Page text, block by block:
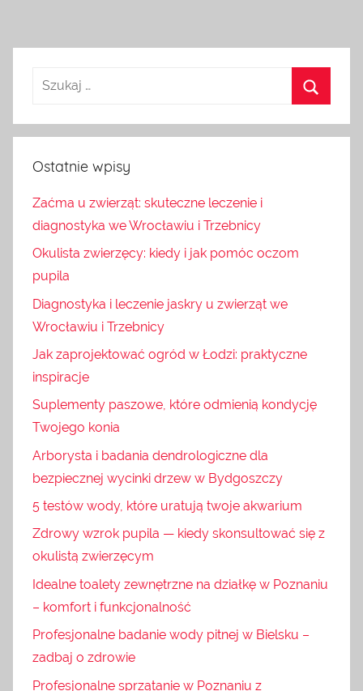
Ostatnie wpisy
Zaćma u zwierząt: skuteczne leczenie i
diagnostyka we Wrocławiu i Trzebnicy
Okulista zwierzęcy: kiedy i jak pomóc oczom
pupila
Diagnostyka i leczenie jaskry u zwierząt we
Wrocławiu i Trzebnicy
Jak zaprojektować ogród w Łodzi: praktyczne
inspiracje
Suplementy paszowe, które odmienią kondycję
Twojego konia
Arborysta i badania dendrologiczne dla
bezpiecznej wycinki drzew w Bydgoszczy
5 testów wody, które uratują twoje akwarium
Zdrowy wzrok pupila — kiedy skonsultować się z
okulistą zwierzęcym
Idealne toalety zewnętrzne na działkę w Poznaniu
– komfort i funkcjonalność
Profesjonalne badanie wody pitnej w Bielsku –
zadbaj o zdrowie
Profesjonalne sprzątanie w Poznaniu z